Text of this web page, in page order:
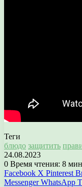
Теги
блюдо защитить
24.08.2023
0 Время чтения: 8
Facebook X Pinterest
Messenger WhatsApp